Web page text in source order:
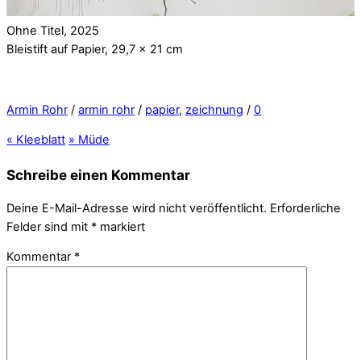
Ohne Titel, 2025
Bleistift auf Papier, 29,7 x 21 cm
Armin Rohr / armin rohr / papier, zeichnung / 0
« Kleeblatt » Müde
Schreibe einen Kommentar
Deine E-Mail-Adresse wird nicht veröffentlicht. Erforderliche
Felder sind mit * markiert
Kommentar *